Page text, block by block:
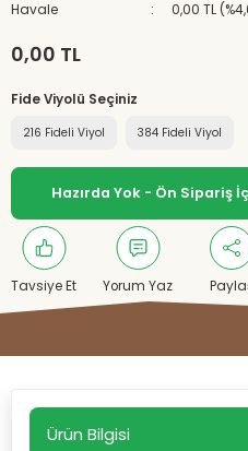
Havale
0,00 TL
0,00 TL
Fide Viyolü Seçiniz
216 Fideli Viyol 384 Fideli Viyol
Hazırda Yok - Ön Sipariş
Tavsiye Et Yorum Yaz
Ürün Bilgisi